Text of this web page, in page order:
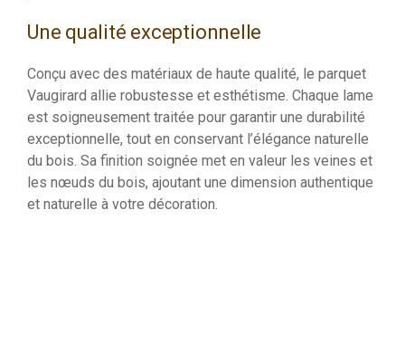
Une qualité exceptionnelle
Conçu avec des matériaux de haute qualité, le parquet
Vaugirard allie robustesse et esthétisme. Chaque lame
est soigneusement traitée pour garantir une durabilité
exceptionnelle, tout en conservant l’élégance naturelle
du bois. Sa finition soignée met en valeur les veines et
les nœuds du bois, ajoutant une dimension authentique
et naturelle à votre décoration.